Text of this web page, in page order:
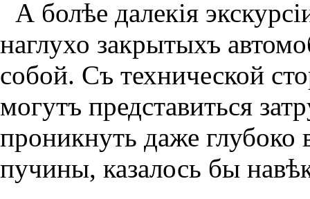
А болѣе далекiя
наглухо закрытыхъ
собой. Съ технической
могутъ представиться
проникнуть даже глубоко
пучины, казалось бы